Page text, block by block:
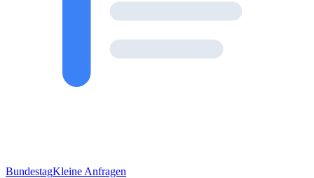
BundestagKleine Anfragen